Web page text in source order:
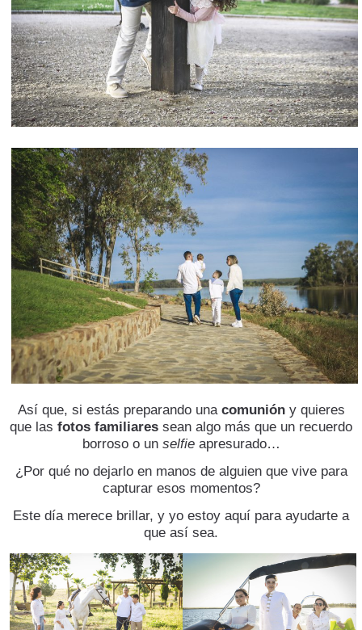
Así que, si estás preparando una comunióny quieres
que las fotos familiares sean algo más que un recuerdo
borroso o un selfieapresurado…
¿Por qué no dejarlo en manos de alguien que vive para
capturar esos momentos?
Este día merece brillar, y yo estoy aquí para ayudarte a
que así sea.